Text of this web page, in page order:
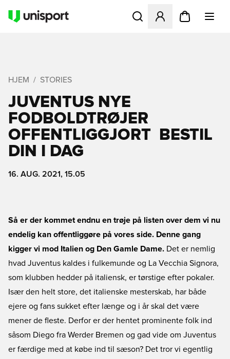
Åbner en Modal til at
HJEM STORIES
JUVENTUS NYE
FODBOLDTRØJER
OFFENTLIGGJORT  BESTIL
DIN I DAG
16. AUG. 2021, 15.05
Så er der kommet endnu en trøje på listen over dem vi nu
endelig kan offentliggøre på vores side. Denne gang
kigger vi mod Italien og Den Gamle Dame. Det er nemlig
hvad Juventus kaldes i fulkemunde og La Vecchia Signora,
som klubben hedder på italiensk, er tørstige efter pokaler.
Især den helt store, det italienske mesterskab, har både
ejere og fans sukket efter længe og i år skal det være
mener de fleste. Derfor er der hentet prominente folk ind
såsom Diego fra Werder Bremen og gad vide om Juventus
er færdige med at købe ind til sæson? Det tror vi egentlig